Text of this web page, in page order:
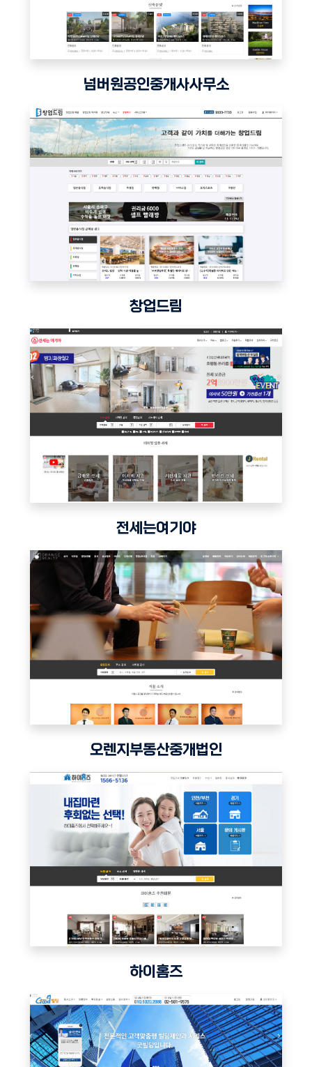
넘버원공인중개사사무소
창업드림
전세는여기야
오렌지부동산중개법인
하이홈즈